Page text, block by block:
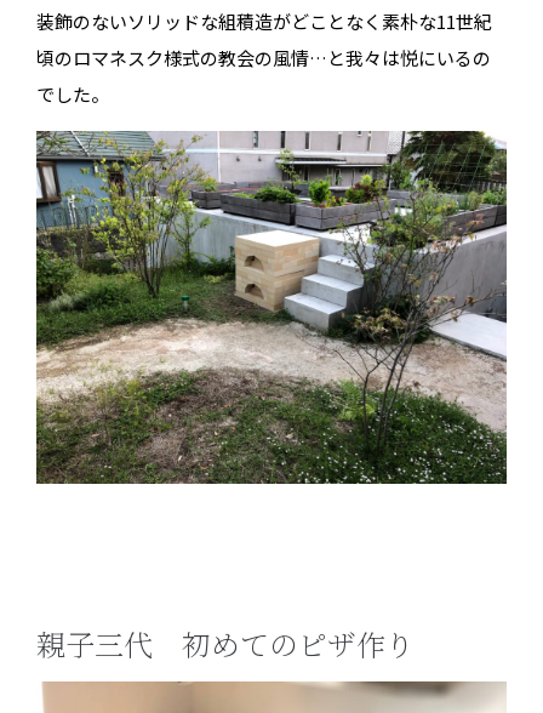
装飾のないソリッドな組積造がどことなく素朴な11世紀
頃のロマネスク様式の教会の風情…と我々は悦にいるの
でした。
親子三代 初めてのピザ作り